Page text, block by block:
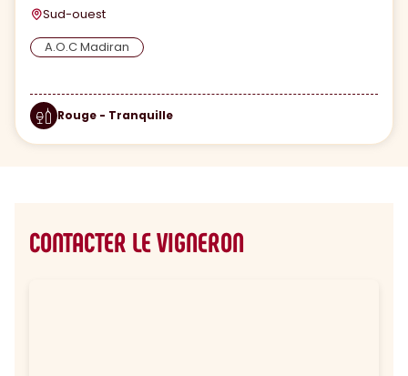
Sud-ouest
A.O.C Madiran
Rouge - Tranquille
CONTACTER LE VIGNERON